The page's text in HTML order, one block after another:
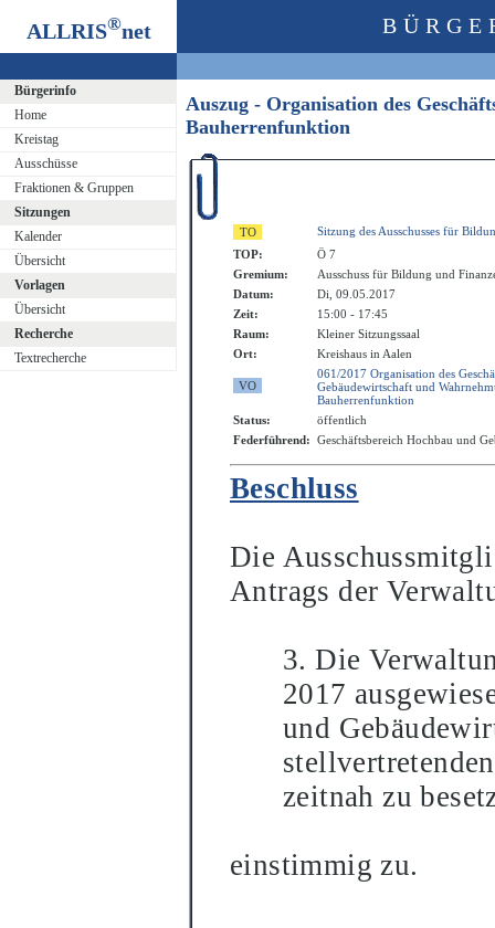
ALLRIS®net
Bürgerinfo
Home
Kreistag
Ausschüsse
Fraktionen & Gruppen
Sitzungen
Kalender
Übersicht
Vorlagen
Übersicht
Recherche
Textrecherche
Auszug - Organisation des
Bauherrenfunktion
Sitzung des Ausschusses für
TOP:
Ö 7
Gremium:
Ausschuss für Bildung und
Datum:
Di, 09.05.2017
Zeit:
15:00 - 17:45
Raum:
Kleiner Sitzungssaal
Ort:
Kreishaus in Aalen
061/2017 Organisation des
Gebäudewirtschaft und
Bauherrenfunktion
Status:
öffentlich
Federführend: Geschäftsbereich Hochbau und
Beschluss
Die
Antrags der
3. Die
2017
und Gebä
zeitnahzu
einstimmig zu.